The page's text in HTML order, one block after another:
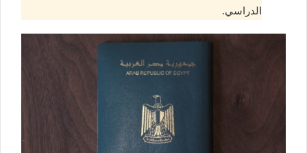
الدراسي.